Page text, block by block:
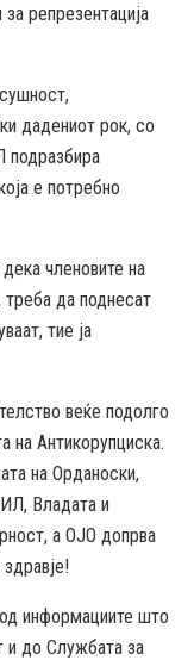
репрезентација
дадениот рок, со
е потребно
членовите на
да поднесат
тие ја
веќе подолго
на Антикорупциска.
на Орданоски,
Владата и
а ОЈО допрва
информациите што
и до Службата за